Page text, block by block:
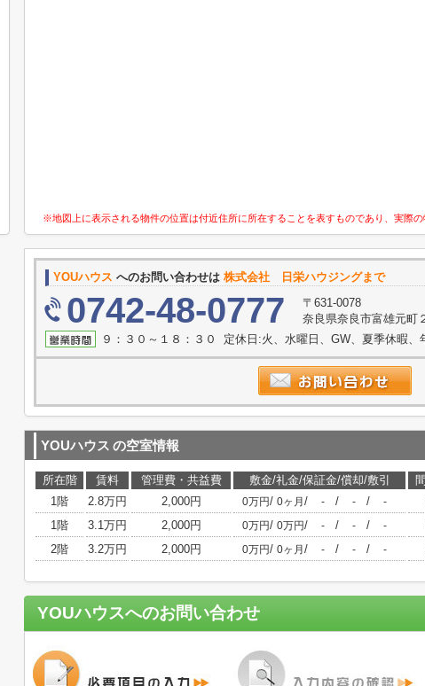
※地図上に表示される物件の位置は付近住所に所在することを表すものであり、実際の
YOUハウス へのお問い合わせは 株式会社 日栄ハウジングまで
0742-48-0777
〒631-0078
奈良県奈良市富雄元町
９：３０～１８：３０ 定休日:火、水曜日、GW、夏季休暇、
YOUハウス の空室情報
所在階 賃料 管理費・共益費 敷金/礼金/保証金/償却/敷引
1階
2.8万円 2,000円 0万円/ 0ヶ月 / - / - / -
1階
3.1万円 2,000円 0万円/ 0万円/ - / - / -
2階
3.2万円 2,000円 0万円/ 0ヶ月 / - / - / -
YOUハウスへのお問い合わせ